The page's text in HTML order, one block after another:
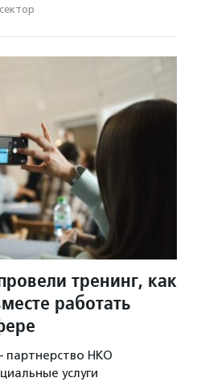
тренинг, как
работать
партнерство НКО
услуги